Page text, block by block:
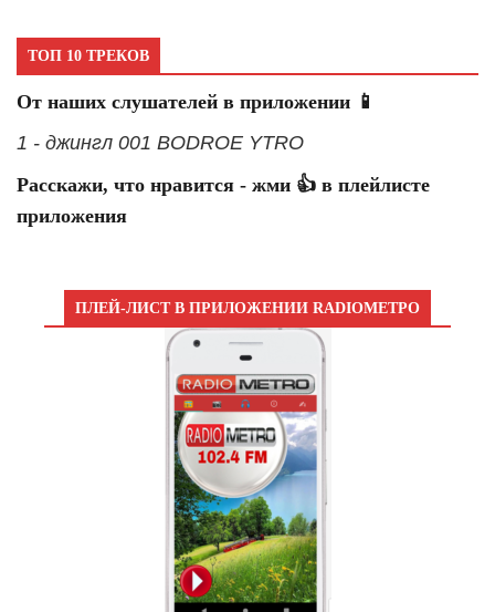
ТОП 10 ТРЕКОВ
От наших слушателей в приложении 📱
1 - джингл 001 BODROE YTRO
Расскажи, что нравится - жми 👍 в плейлисте
приложения
ПЛЕЙ-ЛИСТ В ПРИЛОЖЕНИИ RADIOМЕТРО